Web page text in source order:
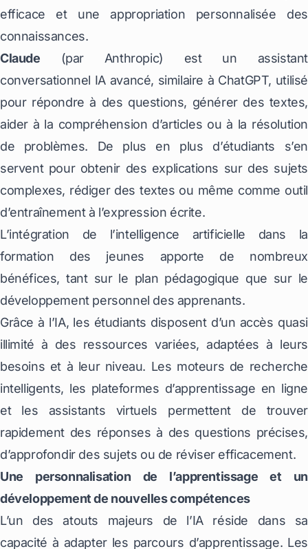
efficace et une appropriation personnalisée des
connaissances.
Claude (par Anthropic) est un assistant
conversationnel IA avancé, similaire à ChatGPT, utilisé
pour répondre à des questions, générer des textes,
aider à la compréhension d’articles ou à la résolution
de problèmes. De plus en plus d’étudiants s’en
servent pour obtenir des explications sur des sujets
complexes, rédiger des textes ou même comme outil
d’entraînement à l’expression écrite.
L’intégration de l’intelligence artificielle dans la
formation des jeunes apporte de nombreux
bénéfices, tant sur le plan pédagogique que sur le
développement personnel des apprenants.
Grâce à l’IA, les étudiants disposent d’un accès quasi
illimité à des ressources variées, adaptées à leurs
besoins et à leur niveau. Les moteurs de recherche
intelligents, les plateformes d’apprentissage en ligne
et les assistants virtuels permettent de trouver
rapidement des réponses à des questions précises,
d’approfondir des sujets ou de réviser efficacement.
Une personnalisation de l’apprentissage et un
développement de nouvelles compétences
L’un des atouts majeurs de l’IA réside dans sa
capacité à adapter les parcours d’apprentissage. Les